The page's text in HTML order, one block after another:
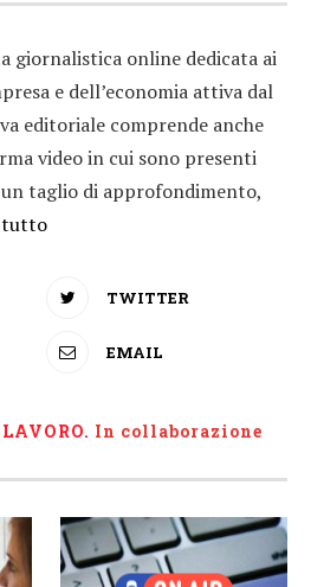
giornalistica online dedicata ai
e dell’economia attiva dal
editoriale comprende anche
video in cui sono presenti
taglio di approfondimento,
tutto
TWITTER
EMAIL
In collaborazione